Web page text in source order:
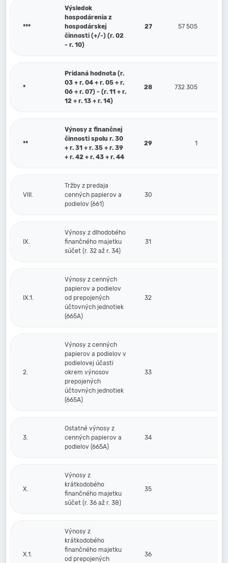
***
Výsledok
hospodárenia z
hospodárskej
činnosti (+/-) (r. 02
- r. 10)
27 57 505
*
Pridaná hodnota (r.
03 + r. 04 + r. 05 + r.
06 + r. 07) - (r. 11 + r.
12 + r. 13 + r. 14)
28 732 305
**
Výnosy z finančnej
činnosti spolu r. 30
+ r. 31 + r. 35 + r. 39
+ r. 42 + r. 43 + r. 44
29 1
VIII.
Tržby z predaja
cenných papierov a
podielov (661)
30
IX.
Výnosy z dlhodobého
finančného majetku
súčet (r. 32 až r. 34)
31
IX.1.
Výnosy z cenných
papierov a podielov
od prepojených
účtovných jednotiek
(665A)
32
2.
Výnosy z cenných
papierov a podielov v
podielovej účasti
okrem výnosov
prepojených
účtovných jednotiek
(665A)
33
3.
Ostatné výnosy z
cenných papierov a
podielov (665A)
34
X.
Výnosy z
krátkodobého
finančného majetku
súčet (r. 36 až r. 38)
35
X.1.
Výnosy z
krátkodobého
finančného majetku
od prepojených
36